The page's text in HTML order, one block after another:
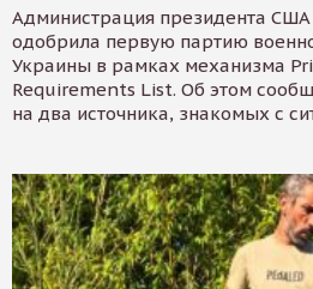
Администрация президента
одобрила первую партию
Украины в рамках механизма
Requirements List. Об этом
на два источника, знакомых с